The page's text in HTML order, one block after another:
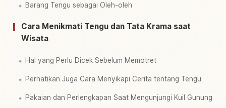
Barang Tengu sebagai Oleh-oleh
Cara Menikmati Tengu dan Tata Krama saat
Wisata
Hal yang Perlu Dicek Sebelum Memotret
Perhatikan Juga Cara Menyikapi Cerita tentang Tengu
Pakaian dan Perlengkapan Saat Mengunjungi Kuil Gunung